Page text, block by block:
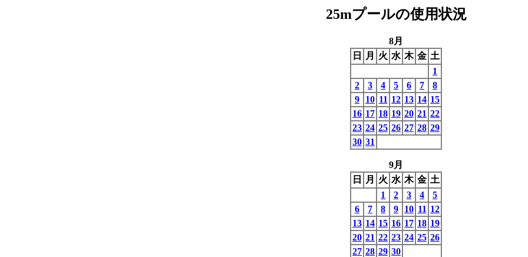
25mプールの使用状況
8月
日
月 火 水 木 金 土
1
2
3 4 5 6 7
8
9
10 11 12 13 14 15
16 17 18 19 20 21 22
23 24 25 26 27 28 29
30 31
9月
日
月 火 水 木 金 土
1
2 3 4
5
6
7 8 9 10 11 12
13 14 15 16 17 18 19
20 21 22 23 24 25 26
27 28 29 30